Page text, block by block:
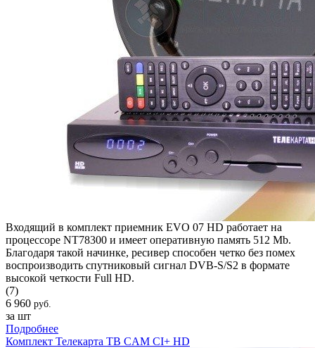
Входящий в комплект приемник EVO 07 HD работает на
процессоре NT78300 и имеет оперативную память 512 Mb.
Благодаря такой начинке, ресивер способен четко без помех
воспроизводить спутниковый сигнал DVB-S/S2 в формате
высокой четкости Full HD.
(7)
6 960 руб.
за шт
Подробнее
Комплект Телекарта ТВ CAM CI+ HD